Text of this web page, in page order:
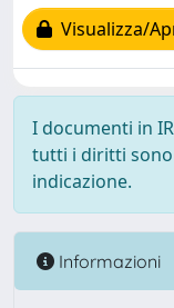
Visualizza/
I documenti in
tutti i diritti sono
indicazione.
Informazioni